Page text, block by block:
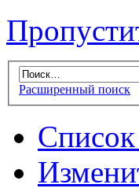
Расширенный поиск